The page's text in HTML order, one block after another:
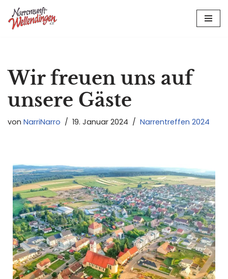
Zum
Wir freuen uns auf
unsere Gäste
von NarriNarro 19. Januar 2024 Narrentreffen 2024